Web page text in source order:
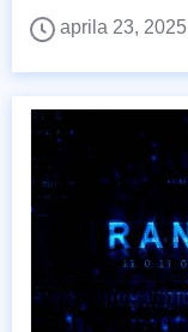
aprila 23, 2025